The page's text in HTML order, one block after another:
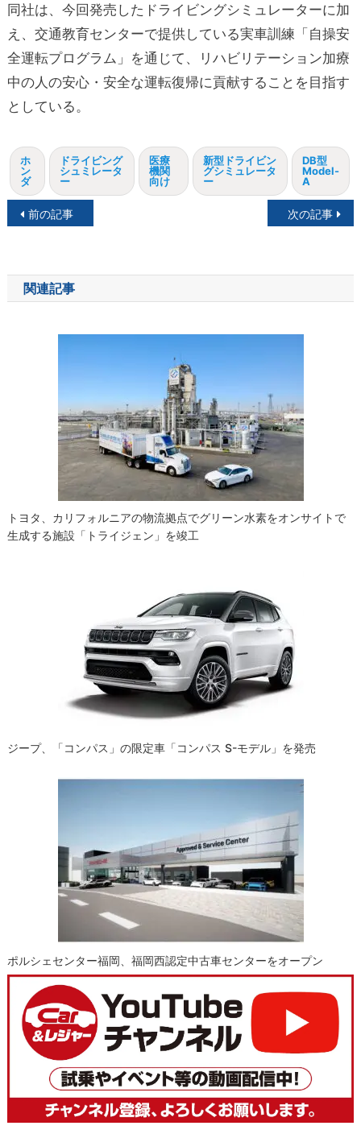
同社は、今回発売したドライビングシミュレーターに加
え、交通教育センターで提供している実車訓練「自操安
全運転プログラム」を通じて、リハビリテーション加療
中の人の安心・安全な運転復帰に貢献することを目指す
としている。
ホ
ン
ダ
ドライビング
シュミレータ
ー
医療
機関
向け
新型ドライビン
グシミュレータ
ー
DB型
Model-
A
投
ナ
ビ
前の記事 次の記事
関連記事
トヨタ、カリフォルニアの物流拠点でグリーン水素をオンサイトで
生成する施設「トライジェン」を竣工
ジープ、「コンパス」の限定車「コンパス S-モデル」を発売
ポルシェセンター福岡、福岡西認定中古車センターをオープン